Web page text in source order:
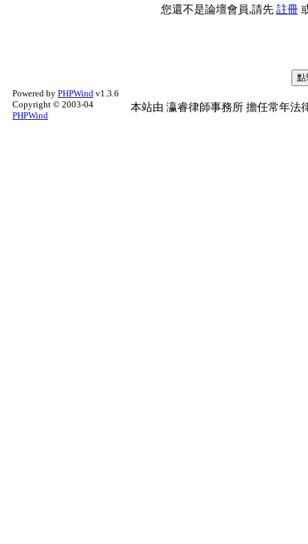
您還不是論壇會員,請先 註冊
Powered by PHPWind v1.3.6
Copyright © 2003-04
PHPWind
本站由 瀛睿律師事務所 擔任常年法